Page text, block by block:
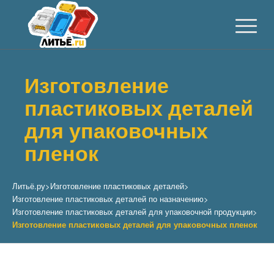
Изготовление
пластиковых деталей
для упаковочных
пленок
Литьё.ру>Изготовление пластиковых деталей>
Изготовление пластиковых деталей по назначению>
Изготовление пластиковых деталей для упаковочной продукции>
Изготовление пластиковых деталей для упаковочных пленок